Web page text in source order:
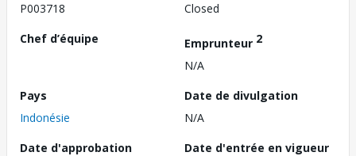
P003718
Closed
Chef d’équipe
Emprunteur 2
N/A
Pays
Indonésie
Date de divulgation
N/A
Date d'approbation
Date d'entrée en vigueur